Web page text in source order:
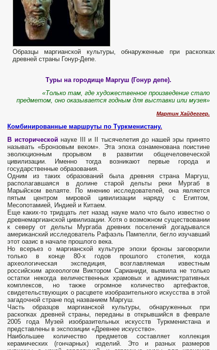
Образцы маргианской культуры, обнаруженные при раскопках
древней страны Гонур-Депе.
Туры на городище Маргуш (Гонур депе).
«Только там, где художественное произведение стало
предметом, оно оказывается годным для выставки или музея»
Мартин Хайдеггер.
Комбинированные маршруты по Туркменистану.
В историческойнауке III и II тысячелетия до нашей эры принято
называть «Бронзовым веком». Эта эпоха ознаменована поистине
эволюционным прорывом в развитии общечеловеческой
цивилизации. Именно тогда возникают первые города и
государственные образования.
Одним из таких образований была древняя страна Маргуш,
располагавшаяся в долине старой дельты реки Мургаб в
Марыйском велаяте. По мнению исследователей, она является
пятым центром мировой цивилизации наряду с Египтом,
Месопотамией, Индией и Китаем.
Еще каких-то тридцать лет назад науке мало что было известно о
древнемаргианской цивилизации. Хотя о возможном существовании
к северу от дельты Мургаба древних поселений догадывался
американский исследователь Рафаэль Пампелли, бегло изучавший
этот оазис в начале прошлого века.
Но всерьез о маргианской культуре эпохи бронзы заговорили
только в конце 80-х годов прошлого столетия, когда
археологическая экспедиция, возглавляемая известным
российским археологом Виктором Сарианиди, выявила не только
остатки некогда величественных храмовых и административных
комплексов, но также огромное количество артефактов,
свидетельствующих о расцвете изобразительного искусства в этой
загадочной стране под названием Маргуш.
Часть образцов маргианской культуры, обнаруженных при
раскопках древней страны, переданы в открывшийся в феврале
2005 года Музей изобразительных искусств Туркменистана и
представлены в экспозиции «Древнее искусство».
Наибольшее количество предметов составляет коллекция
керамических (гончарных) изделий. Это и разных размеров